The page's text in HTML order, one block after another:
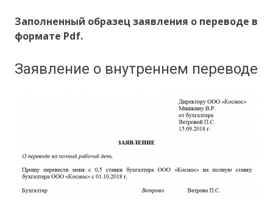
Заполненный образец заявления о переводе в
формате Pdf.
Заявление о внутреннем переводе